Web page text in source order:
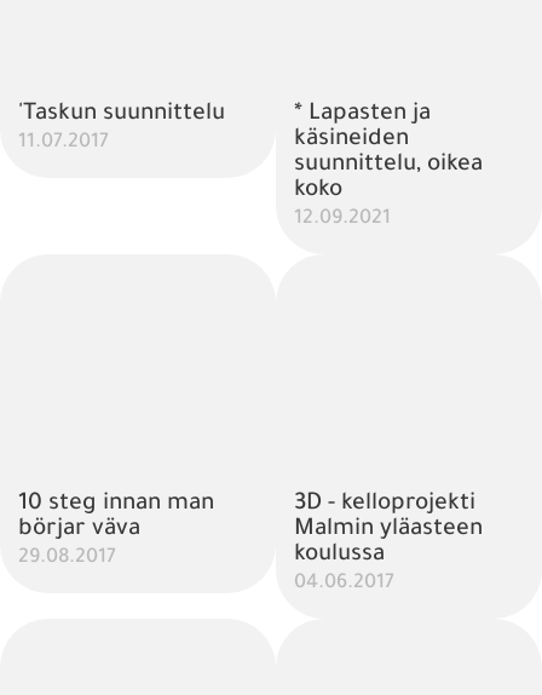
'Taskun suunnittelu
11.07.2017
* Lapasten ja
käsineiden
suunnittelu, oikea
koko
12.09.2021
10 steg innan man
börjar väva
29.08.2017
3D - kelloprojekti
Malmin yläasteen
koulussa
04.06.2017